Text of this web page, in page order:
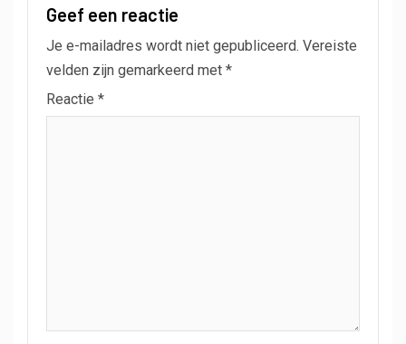
Geef een reactie
Je e-mailadres wordt niet gepubliceerd. Vereiste
velden zijn gemarkeerd met *
Reactie *